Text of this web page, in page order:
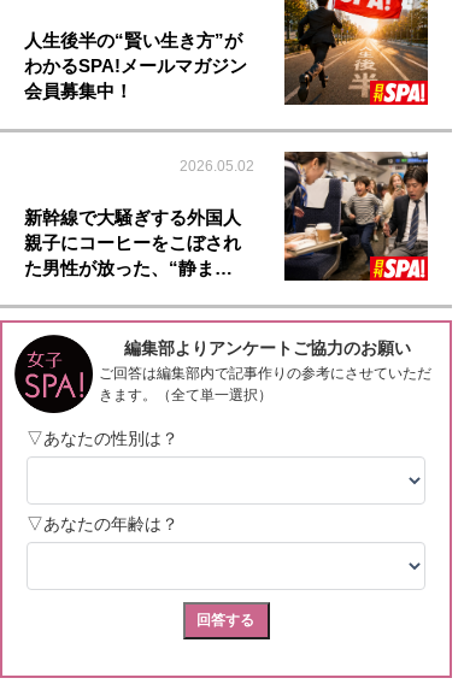
人生後半の“賢い生き方”が
わかるSPA!メールマガジン
会員募集中！
2026.05.02
新幹線で大騒ぎする外国人
親子にコーヒーをこぼされ
た男性が放った、“静ま…